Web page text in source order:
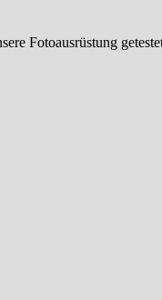
Fotoausrüstung